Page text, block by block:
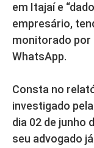
em Itajaí e
empresário,
monitorado por
WhatsApp.
Consta no
investigado
dia 02 de junho
seu advogado